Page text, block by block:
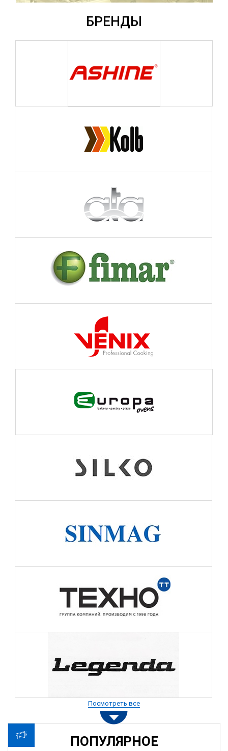
БРЕНДЫ
Посмотреть все
ПОПУЛЯРНОЕ